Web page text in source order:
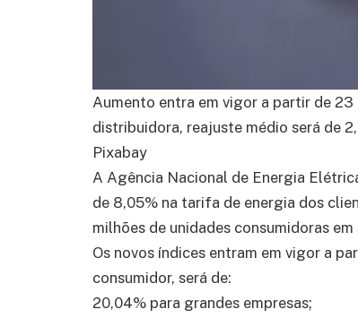
Aumento entra em vigor a partir de
distribuidora, reajuste médio será de
Pixabay
A Agência Nacional de Energia
de 8,05% na tarifa de energia dos
milhões de unidades consumidoras em
Os novos índices entram em vigor a
consumidor, será de:
20,04% para grandes empresas;